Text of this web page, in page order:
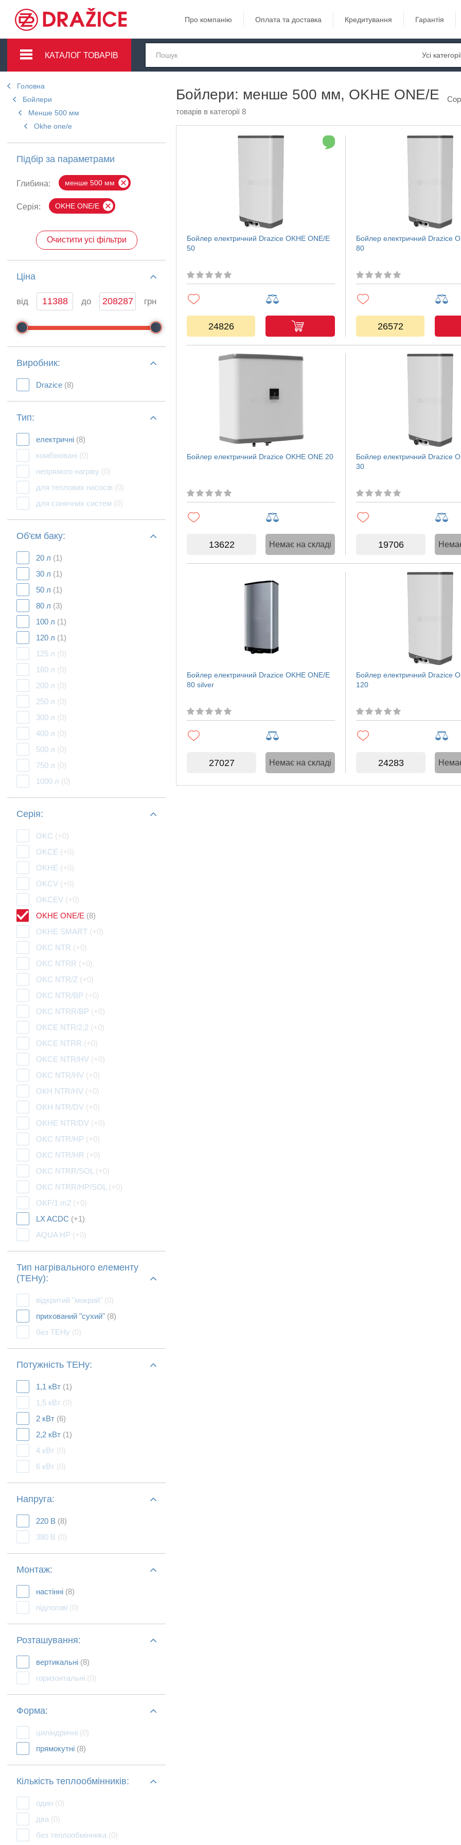
Про компанію Оплата та доставка Кредитування Гарантія
КАТАЛОГ ТОВАРІВ Усі
Головна
Бойлери
Менше 500 мм
Okhe one/e
Підбір за параметрами
Глибина: менше 500 мм
Серія: OKHE ONE/E
Очистити усі фільтри
Ціна
від до грн
Виробник:
Drazice (8)
Тип:
електричні (8)
комбіновані (0)
непрямого нагріву (0)
для теплових насосів (0)
для сонячних систем (0)
Об'єм баку:
20 л (1)
30 л (1)
50 л (1)
80 л (3)
100 л (1)
120 л (1)
125 л (0)
160 л (0)
200 л (0)
250 л (0)
300 л (0)
400 л (0)
500 л (0)
750 л (0)
1000 л (0)
Серія:
OKC (+0)
OKCE (+0)
OKHE (+0)
OKCV (+0)
OKCEV (+0)
OKHE ONE/E (8)
OKHE SMART (+0)
OKC NTR (+0)
OKC NTRR (+0)
OKC NTR/Z (+0)
OKC NTR/BP (+0)
OKC NTRR/BP (+0)
OKCE NTR/2,2 (+0)
OKCE NTRR (+0)
OKCE NTR/HV (+0)
OKC NTR/HV (+0)
ОКН NTR/HV (+0)
OKH NTR/DV (+0)
OKHE NTR/DV (+0)
OKC NTR/HP (+0)
OKC NTR/HR (+0)
OKC NTRR/SOL (+0)
OKC NTRR/HP/SOL (+0)
OKF/1 m2 (+0)
LX ACDC (+1)
AQUA HP (+0)
Тип нагрівального елементу
(ТЕНу):
відкритий "мокрий" (0)
прихований "сухий" (8)
без ТЕНу (0)
Потужність ТЕНу:
1,1 кВт (1)
1,5 кВт (0)
2 кВт (6)
2,2 кВт (1)
4 кВт (0)
6 кВт (0)
Напруга:
220 В (8)
380 В (0)
Монтаж:
настінні (8)
підлогові (0)
Розташування:
вертикальні (8)
горизонтальні (0)
Форма:
циліндричні (0)
прямокутні (8)
Кількість теплообмінників:
один (0)
два (0)
без теплообмінника (0)
Бойлери: менше 500 мм, OKHE ONE/E
товарів в категорії 8
Бойлер електричний Drazice OKHE ONE/E
50
24826
Бойлер електричний Drazice
80
26572
Бойлер електричний Drazice OKHE ONE 20
13622 Немає на складі
Бойлер електричний Drazice
30
19706
Бойлер електричний Drazice OKHE ONE/E
80 silver
27027 Немає на складі
Бойлер електричний Drazice
120
24283